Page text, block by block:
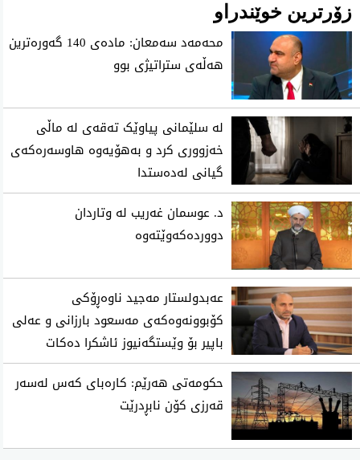
زۆرترین خوێندراو
محه‌مه‌د سه‌معان: ماده‌ی 140 گه‌وره‌ترین
هه‌ڵه‌ی ستراتیژی‌ بوو
لە سلێمانی پیاوێک تەقەی لە ماڵی
خەزووری کرد و بەهۆیەوە هاوسەرەکەی
گیانی لەدەستدا
د. عوسمان غەریب لە وتاردان
دووردەکەوێتەوە
عەبدولستار مەجید ناوەڕۆكی
كۆبوونەوەكەی مەسعود بارزانی و عەلی
باپیر بۆ وێستگەنیوز ئاشكرا دەكات
حکومەتی هەرێم: کارەبای کەس لەسەر
قەرزی کۆن نابڕدرێت